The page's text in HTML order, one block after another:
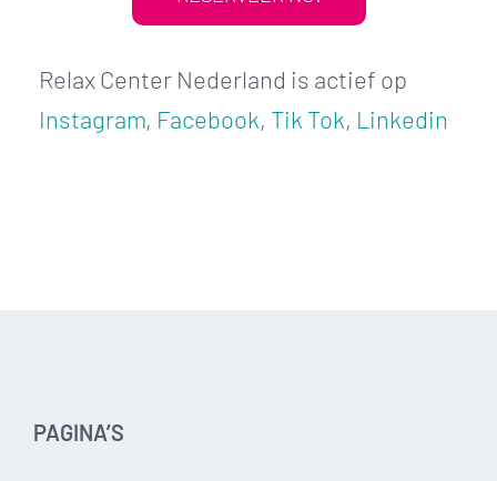
Relax Center Nederland is actief op
Instagram, Facebook, Tik Tok, Linkedin
PAGINA’S